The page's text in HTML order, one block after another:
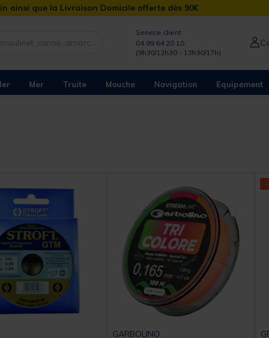
ainsi que la Livraison Domicile offerte dès 90€
Service client
04 99 64 20 10
(9h30/12h30 - 13h30/17h)
Mer Truite Mouche Navigation Equipement
GARBOLINO